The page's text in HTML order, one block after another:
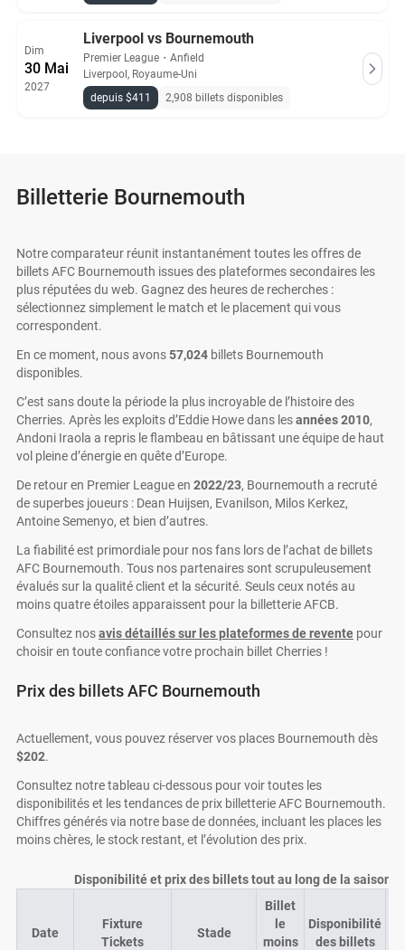
Dim
30 Mai
2027
Liverpool vs Bournemouth
Premier League ・ Anfield
Liverpool, Royaume-Uni
depuis $411
2,908 billets disponibles
Billetterie Bournemouth
Notre comparateur réunit instantanément toutes les offres de
billets AFC Bournemouth issues des plateformes secondaires les
plus réputées du web. Gagnez des heures de recherches :
sélectionnez simplement le match et le placement qui vous
correspondent.
En ce moment, nous avons57,024 billets Bournemouth
disponibles.
C’est sans doute la période la plus incroyable de l’histoire des
Cherries. Après les exploits d’Eddie Howe dans lesannées 2010,
Andoni Iraola a repris le flambeau en bâtissant une équipe de haut
vol pleine d’énergie en quête d’Europe.
De retour en Premier League en 2022/23, Bournemouth a recruté
de superbes joueurs : Dean Huijsen, Evanilson, Milos Kerkez,
Antoine Semenyo, et bien d’autres.
La fiabilité est primordiale pour nos fans lors de l’achat de billets
AFC Bournemouth. Tous nos partenaires sont scrupuleusement
évalués sur la qualité client et la sécurité. Seuls ceux notés au
moins quatre étoiles apparaissent pour la billetterie AFCB.
Consultez nosavis détaillés sur les plateformes de revente pour
choisir en toute confiance votre prochain billet Cherries !
Prix des billets AFC Bournemouth
Actuellement, vous pouvez réserver vos places Bournemouth dès
$202.
Consultez notre tableau ci-dessous pour voir toutes les
disponibilités et les tendances de prix billetterie AFC Bournemouth.
Chiffres générés via notre base de données, incluant les places les
moins chères, le stock restant, et l’évolution des prix.
Disponibilité et prix des billets tout au long de la saison
Date
Fixture
Tickets
Stade
Billet
le
moins
Disponibilité
des billets